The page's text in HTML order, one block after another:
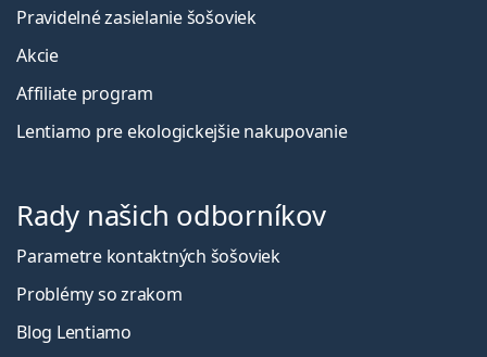
Pravidelné zasielanie šošoviek
Akcie
Affiliate program
Lentiamo pre ekologickejšie nakupovanie
Rady našich odborníkov
Parametre kontaktných šošoviek
Problémy so zrakom
Blog Lentiamo